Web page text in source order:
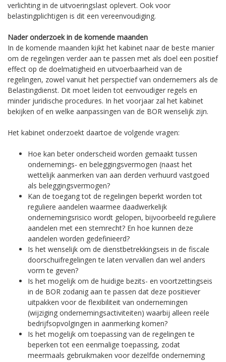
verlichting in de uitvoeringslast oplevert. Ook voor
belastingplichtigen is dit een vereenvoudiging.
Nader onderzoek in de komende maanden
In de komende maanden kijkt het kabinet naar de beste manier
om de regelingen verder aan te passen met als doel een positief
effect op de doelmatigheid en uitvoerbaarheid van de
regelingen, zowel vanuit het perspectief van ondernemers als de
Belastingdienst. Dit moet leiden tot eenvoudiger regels en
minder juridische procedures. In het voorjaar zal het kabinet
bekijken of en welke aanpassingen van de BOR wenselijk zijn.
Het kabinet onderzoekt daartoe de volgende vragen:
Hoe kan beter onderscheid worden gemaakt tussen
ondernemings- en beleggingsvermogen (naast het
wettelijk aanmerken van aan derden verhuurd vastgoed
als beleggingsvermogen?
Kan de toegang tot de regelingen beperkt worden tot
reguliere aandelen waarmee daadwerkelijk
ondernemingsrisico wordt gelopen, bijvoorbeeld reguliere
aandelen met een stemrecht? En hoe kunnen deze
aandelen worden gedefinieerd?
Is het wenselijk om de dienstbetrekkingseis in de fiscale
doorschuifregelingen te laten vervallen dan wel anders
vorm te geven?
Is het mogelijk om de huidige bezits- en voortzettingseis
in de BOR zodanig aan te passen dat deze positiever
uitpakken voor de flexibiliteit van ondernemingen
(wijziging ondernemingsactiviteiten) waarbij alleen reële
bedrijfsopvolgingen in aanmerking komen?
Is het mogelijk om toepassing van de regelingen te
beperken tot een eenmalige toepassing, zodat
meermaals gebruikmaken voor dezelfde onderneming